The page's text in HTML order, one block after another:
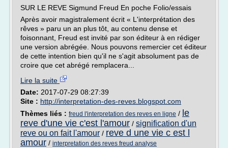
SUR LE REVE Sigmund Freud En poche Folio/essais
Après avoir magistralement écrit « L'interprétation des
rêves » paru un an plus tôt, au contenu dense et
foisonnant, Freud est invité par son éditeur à en rédiger
une version abrégée. Nous pouvons remercier cet éditeur
de cette intention bien qu'il ne s'agit absolument pas de
croire que cet abrégé remplacera...
Lire la suite
Date: 2017-07-29 08:27:39
Site : http://interpretation-des-reves.blogspot.com
Thèmes liés : freud l'interpretation des reves en ligne / le
reve d'une vie c'est l'amour / signification d'un
reve ou on fait l'amour / reve d une vie c est l
amour / interpretation des reves freud analyse